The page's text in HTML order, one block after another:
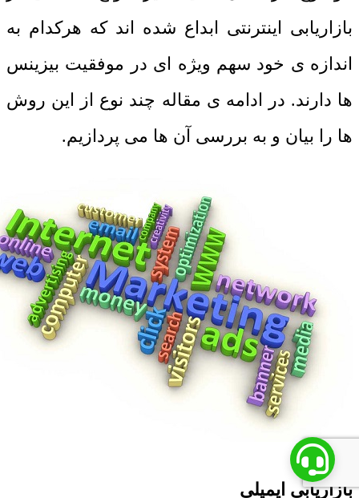
بازاریابی اینترنتی ابداع شده اند که هرکدام به
اندازه ی خود سهم ویژه ای در موفقیت بیزینس
ها دارند. در ادامه ی مقاله چند نوع از این روش
ها را بیان و به بررسی آن ها می پردازیم.
بازاریابی ایمیلی